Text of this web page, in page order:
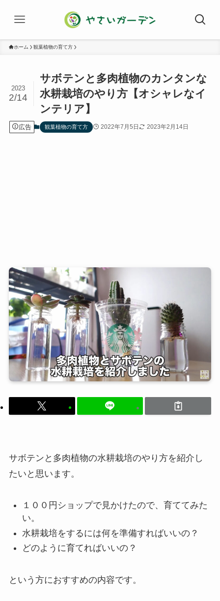
ホーム 観葉植物の育て方
サボテンと多肉植物のカンタンな
水耕栽培のやり方【オシャレなイ
ンテリア】
2023
2/14
広告 観葉植物の育て方 2022年7月5日 2023年2月14日
サボテンと多肉植物の水耕栽培のやり方を紹介し
たいと思います。
１００円ショップで見かけたので、育ててみた
い。
水耕栽培をするには何を準備すればいいの？
どのように育てればいいの？
という方におすすめの内容です。